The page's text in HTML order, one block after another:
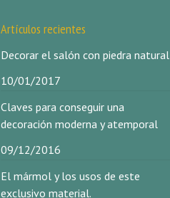
Artículos recientes
Decorar el salón con piedra natural
10/01/2017
Claves para conseguir una
decoración moderna y atemporal
09/12/2016
El mármol y los usos de este
exclusivo material.